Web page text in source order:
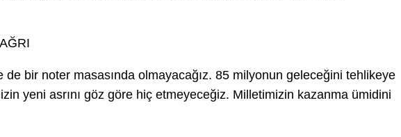
de bir noter masasında olmayacağız. 85 milyonun geleceğini tehlikeye
yeni asrını göz göre hiç etmeyeceğiz. Milletimizin kazanma ümidini